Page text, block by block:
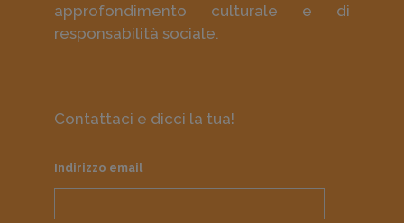
approfondimento culturale e di
responsabilità sociale.
Contattaci e dicci la tua!
Indirizzo email